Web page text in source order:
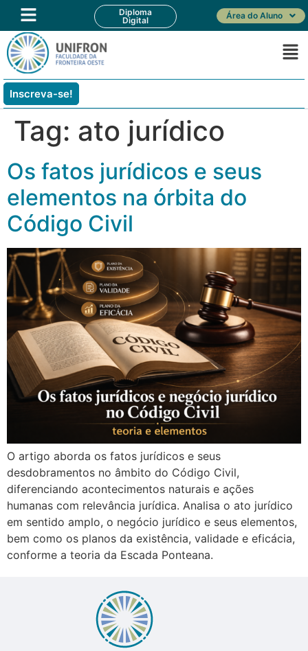
Diploma
Digital
Área do Aluno
Inscreva-se!
Tag: ato jurídico
Os fatos jurídicos e seus
elementos na órbita do
Código Civil
O artigo aborda os fatos jurídicos e seus
desdobramentos no âmbito do Código Civil,
diferenciando acontecimentos naturais e ações
humanas com relevância jurídica. Analisa o ato jurídico
em sentido amplo, o negócio jurídico e seus elementos,
bem como os planos da existência, validade e eficácia,
conforme a teoria da Escada Ponteana.